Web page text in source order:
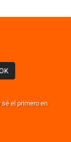
el primero en